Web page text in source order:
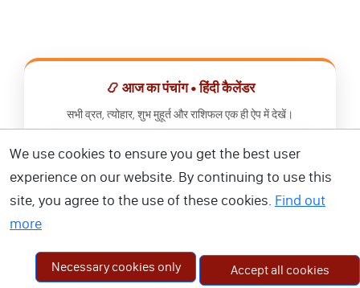
📿 आज का पंचांग • हिंदी कैलेंडर
सभी व्रत, त्योहार, शुभ मुहूर्त और राशिफल एक ही ऐप में देखें।
📅 हिंदी कैलेंडर ऐप डाउनलोड करें
We use cookies to ensure you get the best user
experience on our website. By continuing to use this
site, you agree to the use of these cookies. Find out
more
Necessary cookies only Accept all cookies